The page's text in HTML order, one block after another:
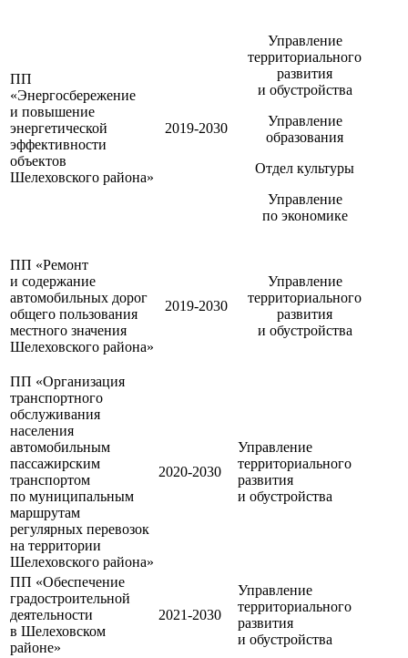
ПП
«Энергосбережение
и повышение
энергетической
эффективности
объектов
Шелеховского района»
2019-2030
Управление
территориального
развития
и обустройства
Управление
образования
Отдел культуры
Управление
по экономике
ПП «Ремонт
и содержание
автомобильных дорог
общего пользования
местного значения
Шелеховского района»
2019-2030
Управление
территориального
развития
и обустройства
ПП «Организация
транспортного
обслуживания
населения
автомобильным
пассажирским
транспортом
по муниципальным
маршрутам
регулярных перевозок
на территории
Шелеховского района»
2020-2030
Управление
территориального
развития
и обустройства
ПП «Обеспечение
градостроительной
деятельности
в Шелеховском
районе»
2021-2030
Управление
территориального
развития
и обустройства